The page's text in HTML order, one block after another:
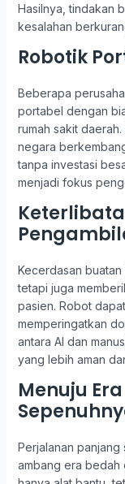
Hasilnya, tindakan
kesalahan
Robotik
Beberapa
portabel dengan
rumah sakit
negara
tanpa investasi
menjadi fokus
Kecerdasan buatan
tetapi juga
pasien. Robot
memperingatkan
antara AI dan
yang lebih aman
Menuju
Perjalanan panjang
ambang era bedah